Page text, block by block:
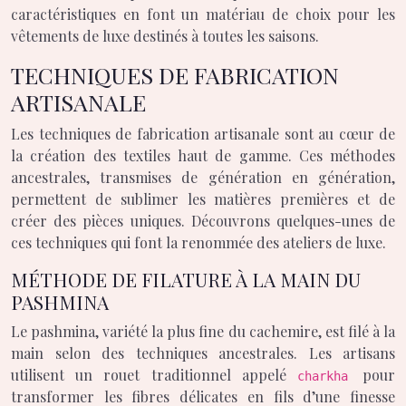
caractéristiques en font un matériau de choix pour les
vêtements de luxe destinés à toutes les saisons.
TECHNIQUES DE FABRICATION
ARTISANALE
Les techniques de fabrication artisanale sont au cœur de
la création des textiles haut de gamme. Ces méthodes
ancestrales, transmises de génération en génération,
permettent de sublimer les matières premières et de
créer des pièces uniques. Découvrons quelques-unes de
ces techniques qui font la renommée des ateliers de luxe.
MÉTHODE DE FILATURE À LA MAIN DU
PASHMINA
Le pashmina, variété la plus fine du cachemire, est filé à la
main selon des techniques ancestrales. Les artisans
utilisent un rouet traditionnel appelé
charkha pour
transformer les fibres délicates en fils d’une finesse